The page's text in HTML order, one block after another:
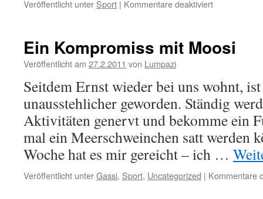
Veröffentlicht unter Sport | Kommentare deaktiviertfür
langsam
Ein Kompromiss mit Moosi
Veröffentlicht am 27.2.2011 von Lumpazi
Seitdem Ernst wieder bei uns wohnt,
unausstehlicher geworden. Ständig
Aktivitäten genervt und bekomme ein
mal ein Meerschweinchen satt werden
Woche hat es mir gereicht – ich …
Veröffentlicht unterGassi, Sport, Uncategorized | Kommentare